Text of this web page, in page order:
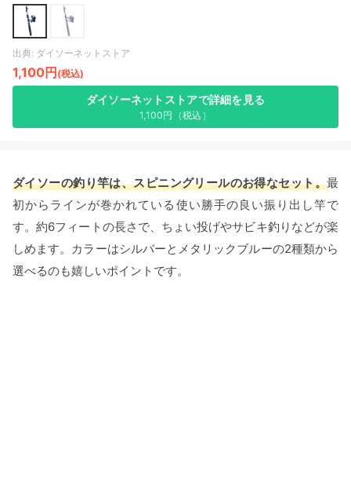
出典: ダイソーネットストア
1,100円 (税込)
ダイソーネットストアで詳細を見る
1,100円（税込）
ダイソーの釣り竿は、スピニングリールのお得なセット。最
初からラインが巻かれている使い勝手の良い振り出し竿で
す。約6フィートの長さで、ちょい投げやサビキ釣りなどが楽
しめます。カラーはシルバーとメタリックブルーの2種類から
選べるのも嬉しいポイントです。